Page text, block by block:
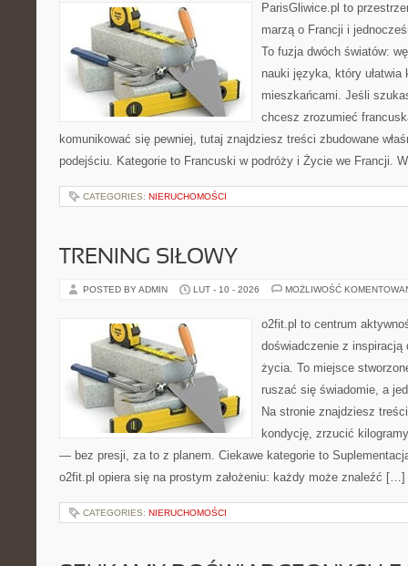
ParisGliwice.pl to
marzą o Francji i
To fuzja dwóch światów:
nauki języka, który
mieszkańcami. Jeśli
chcesz zrozumieć
komunikować się pewniej, tutaj znajdziesz treści zbudowane
podejściu. Kategorie to Francuski w podróży i Życie we Francji.
CATEGORIES: NIERUCHOMOŚCI
TRENING SIŁOWY
POSTED BY ADMIN LUT - 10 - 2026 MOŻLIWOŚĆ
o2fit.pl to centrum
doświadczenie z
życia. To miejsce
ruszać się świadomie, a
Na stronie znajdziesz
kondycję, zrzucić
— bez presji, za to z planem. Ciekawe kategorie to
o2fit.pl opiera się na prostym założeniu: każdy może znaleźć […]
CATEGORIES: NIERUCHOMOŚCI